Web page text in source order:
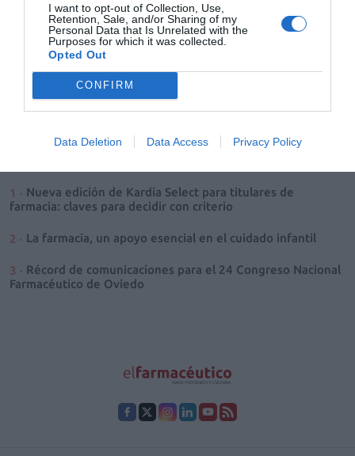
I want to opt-out of Collection, Use,
Retention, Sale, and/or Sharing of my
Personal Data that Is Unrelated with the
Purposes for which it was collected.
Opted Out
CONFIRM
Data Deletion Data Access Privacy Policy
Un estudio de la Federación Empresarial de Farmacéuticos Españoles
(FEFE) constata que los laboratorios innovadores han sufrido
importantes descensos en sus ventas en unidades y valores,
mientras los laboratorios de genéricos aumentan considerablemente
sus ventas en unidades.
1 … 22 23 24 25 26 27
Lo más leído
Nueva edición de Kardia Select para titulares de
farmacia: claves para decidir con criterio
La farmacia, un apoyo esencial en el cuidado infantil
Récord de comunicaciones para el 24 Congreso Nacional
Farmacéutico de Oviedo